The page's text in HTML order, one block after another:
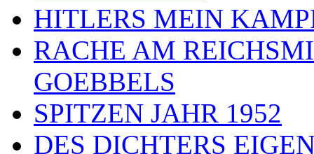
HITLERS MEIN
RACHE AM
GOEBBELS
SPITZEN JAHR 1952
DES DICHTERS